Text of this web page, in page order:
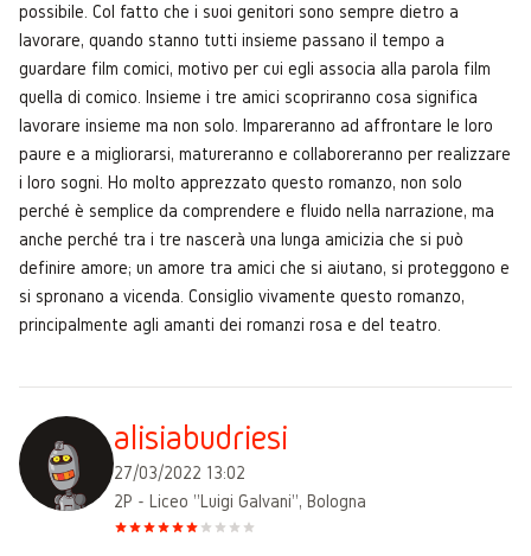
possibile. Col fatto che i suoi genitori sono sempre dietro a
lavorare, quando stanno tutti insieme passano il tempo a
guardare film comici, motivo per cui egli associa alla parola film
quella di comico. Insieme i tre amici scopriranno cosa significa
lavorare insieme ma non solo. Impareranno ad affrontare le loro
paure e a migliorarsi, matureranno e collaboreranno per realizzare
i loro sogni. Ho molto apprezzato questo romanzo, non solo
perché è semplice da comprendere e fluido nella narrazione, ma
anche perché tra i tre nascerà una lunga amicizia che si può
definire amore; un amore tra amici che si aiutano, si proteggono e
si spronano a vicenda. Consiglio vivamente questo romanzo,
principalmente agli amanti dei romanzi rosa e del teatro.
alisiabudriesi
27/03/2022 13:02
2P - Liceo "Luigi Galvani", Bologna